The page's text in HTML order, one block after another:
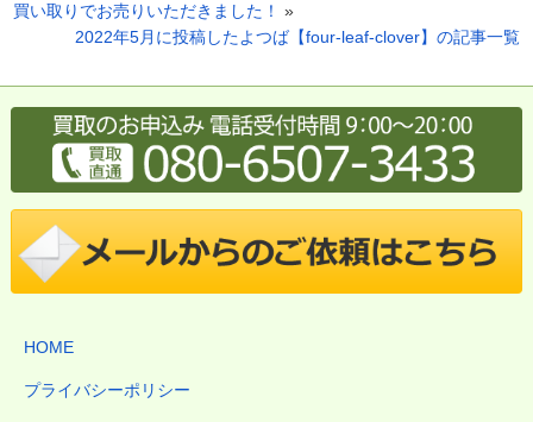
買い取りでお売りいただきました！
»
2022年5月に投稿したよつば【four-leaf-clover】の記事一覧
HOME
プライバシーポリシー